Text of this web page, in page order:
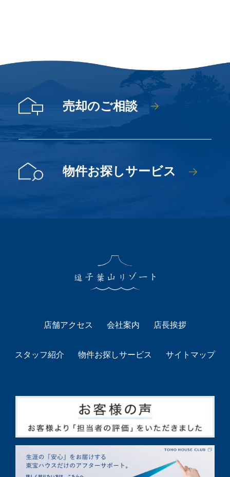
売却のご相談
物件お探しサービス
店舗アクセス 会社案内 店長挨拶
スタッフ紹介 物件お探しサービス サイトマップ